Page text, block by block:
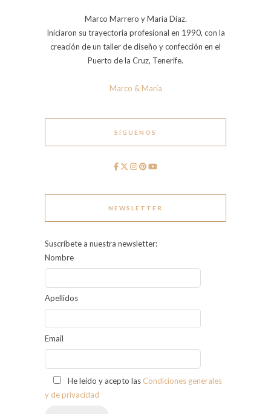
Marco Marrero y María Díaz.
Iniciaron su trayectoria profesional en 1990, con la
creación de un taller de diseño y confección en el
Puerto de la Cruz, Tenerife.
Marco & María
SÍGUENOS
NEWSLETTER
Suscríbete a nuestra newsletter:
Nombre
Apellidos
Email
He leído y acepto las Condiciones generales
y de privacidad